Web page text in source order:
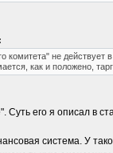
комитета" не действует
как и положено,
Суть его я описал в
система. У